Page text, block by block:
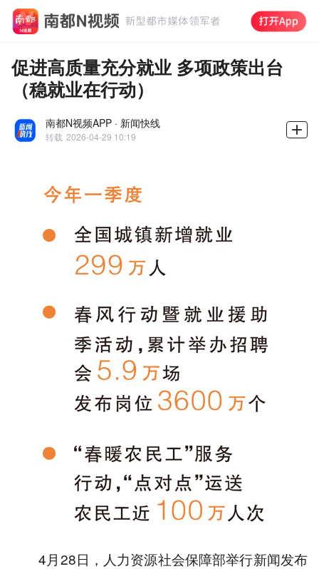
促进高质量充分就业 多项政策出台
（稳就业在行动）
南都N视频APP · 新闻快线
转载 2026-04-29 10:19
4月28日，人力资源社会保障部举行新闻发布